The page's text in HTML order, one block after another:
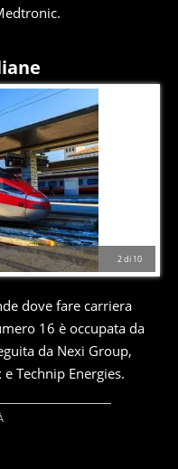
2di 10
dove fare carriera
16 è occupata da
da Nexi Group,
Technip Energies.